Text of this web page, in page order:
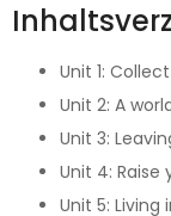
Unit 1:
Unit 2: A
Unit 3:
Unit 4: Raise
Unit 5: Living